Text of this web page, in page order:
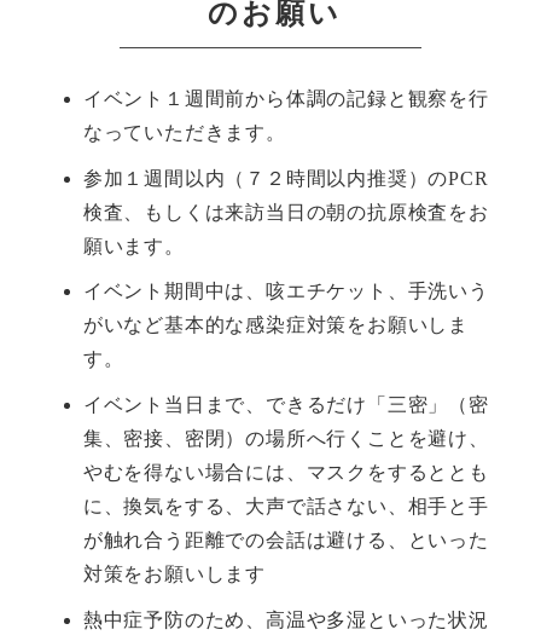
のお願い
イベント１週間前から体調の記録と観察を行
なっていただきます。
参加１週間以内（７２時間以内推奨）のPCR
検査、もしくは来訪当日の朝の抗原検査をお
願います。
イベント期間中は、咳エチケット、手洗いう
がいなど基本的な感染症対策をお願いしま
す。
イベント当日まで、できるだけ「三密」（密
集、密接、密閉）の場所へ行くことを避け、
やむを得ない場合には、マスクをするととも
に、換気をする、大声で話さない、相手と手
が触れ合う距離での会話は避ける、といった
対策をお願いします
熱中症予防のため、高温や多湿といった状況